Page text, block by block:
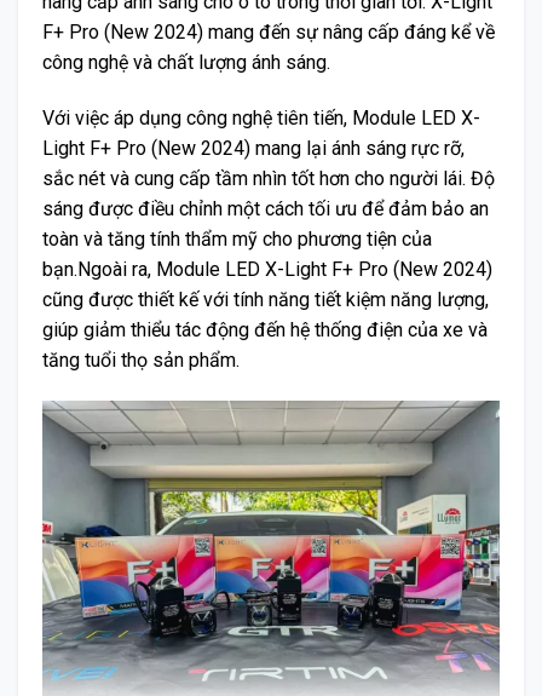
F+ Pro (New 2024) mang đến sự nâng cấp đáng kể về
công nghệ và chất lượng ánh sáng.
Với việc áp dụng công nghệ tiên tiến, Module LED X-
Light F+ Pro (New 2024) mang lại ánh sáng rực rỡ,
sắc nét và cung cấp tầm nhìn tốt hơn cho người lái. Độ
sáng được điều chỉnh một cách tối ưu để đảm bảo an
toàn và tăng tính thẩm mỹ cho phương tiện của
bạn.Ngoài ra, Module LED X-Light F+ Pro (New 2024)
cũng được thiết kế với tính năng tiết kiệm năng lượng,
giúp giảm thiểu tác động đến hệ thống điện của xe và
tăng tuổi thọ sản phẩm.